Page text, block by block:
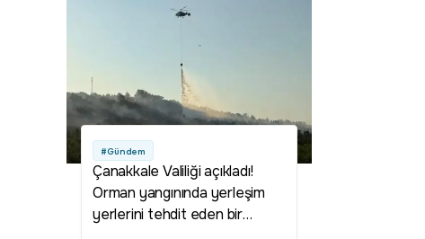
#Gündem
Çanakkale Valiliği açıkladı!
Orman yangınında yerleşim
yerlerini tehdit eden bir